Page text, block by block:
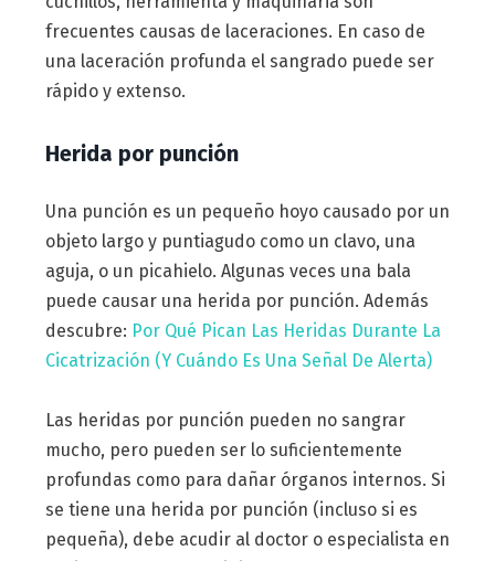
frecuentes causas de laceraciones. En caso de
una laceración profunda el sangrado puede ser
rápido y extenso.
Herida por punción
Una punción es un pequeño hoyo causado por un
objeto largo y puntiagudo como un clavo, una
aguja, o un picahielo. Algunas veces una bala
puede causar una herida por punción. Además
descubre: Por Qué Pican Las Heridas Durante La
Cicatrización (Y Cuándo Es Una Señal De Alerta)
Las heridas por punción pueden no sangrar
mucho, pero pueden ser lo suficientemente
profundas como para dañar órganos internos. Si
se tiene una herida por punción (incluso si es
pequeña), debe acudir al doctor o especialista en